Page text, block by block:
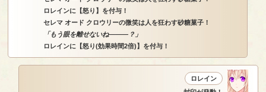
ロレインに【怒り】を付与！
セレマ オード クロウリーの微笑は人を狂わす砂糖菓子！
「もう眼を離せないね―――？」
ロレインに【怒り(効果時間2倍)】を付与！
ロレイン